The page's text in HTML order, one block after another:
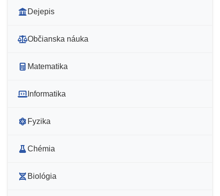
Dejepis
Občianska náuka
Matematika
Informatika
Fyzika
Chémia
Biológia